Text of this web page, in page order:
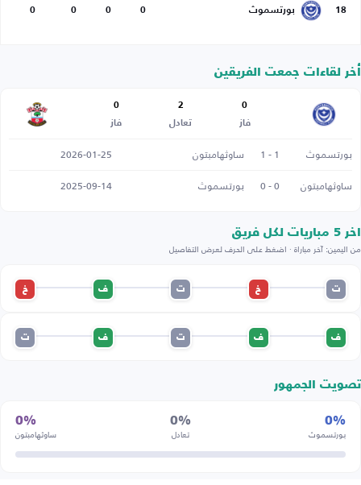
18 بورتسموث 0
0
0
0
أخر لقاءات جمعت الفريقين
0
فاز
2
تعادل
0
فاز
بورتسموث 1 - 1 ساوثهامبتون
2026-01-25
ساوثهامبتون
0 - 0 بورتسموث 2025-09-14
اخر 5 مباريات لكل فريق
من اليمين: آخر مباراة · اضغط على الحرف لعرض التفاصيل
ت خ ت ف خ
ف ف ت ف ت
تصويت الجمهور
0%
بورتسموث
0%
تعادل
0%
ساوثهامبتون